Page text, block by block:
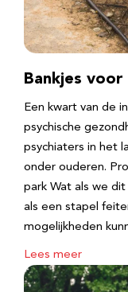
Bankjes
Een kwart van de
psychische
psychiaters in het
onder ouderen.
park Wat als we
als een stapel
mogelijkheden
Lees meer